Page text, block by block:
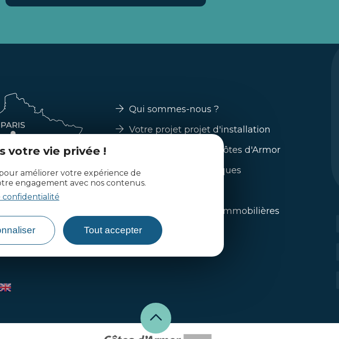
votre vie privée !
améliorer votre expérience de
engagement avec nos contenus.
confidentialité
Tout accepter
Qui sommes-nous ?
Votre projet projet d'installation
Guide s'installer en Côtes d'Armor
Nos filières économiques
L'immobilier / offres immobilières
Toute l'actualité